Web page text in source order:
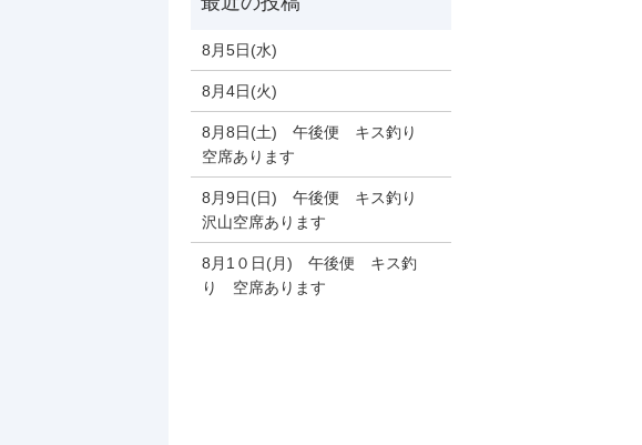
8月5日(水)
8月4日(火)
8月8日(土) 午後便 キス釣り
空席あります
8月9日(日) 午後便 キス釣り
沢山空席あります
8月1０日(月) 午後便 キス釣
り 空席あります